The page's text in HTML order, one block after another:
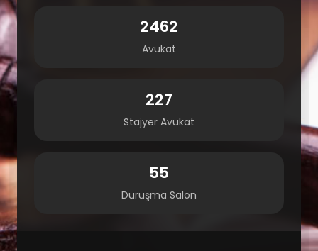
2462
Avukat
227
Stajyer Avukat
55
Duruşma Salon